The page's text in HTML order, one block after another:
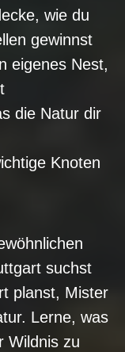
wie du
gewinnst
eigenes Nest,
die Natur dir
Knoten
suchst
planst, Mister
Lerne, was
Wildnis zu